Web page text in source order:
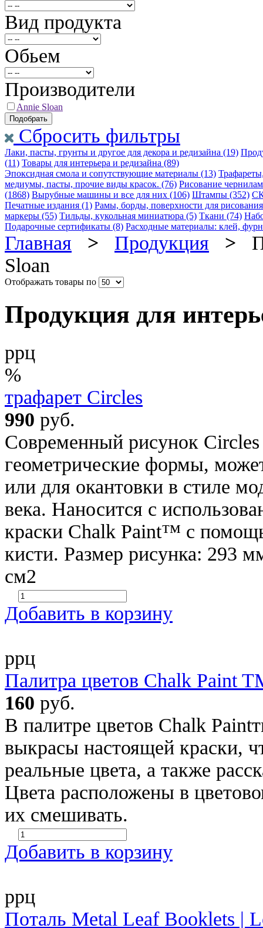
Вид продукта
Обьем
Производители
Annie Sloan
Сбросить фильтры
Лаки, пасты, грунты и другое для декора и редизайна (19)
(11) Товары для интерьера и редизайна (89)
Эпоксидная смола и сопутствующие материалы (13)
медиумы, пасты, прочие виды красок. (76) Рисование
(1868) Вырубные машины и все для них (106) Штампы (352)
Печатные издания (1) Рамы, борды, поверхности для
маркеры (55) Тильды, кукольная миниатюра (5) Ткани (74)
Подарочные сертификаты (8) Расходные материалы: клей,
Главная > Продукция >
Sloan
Отображать товары по
Продукция для
ррц
%
трафарет Circles
990 руб.
Современный рисунок
геометрические формы,
или для окантовки в стиле
века. Наносится с
краски Chalk Paint™ с
кисти. Размер рисунка: 293
см2
Добавить в корзину
ррц
Палитра цветов Chalk Paint
160 руб.
В палитре цветов Chalk
выкрасы настоящей краски,
реальные цвета, а также
Цвета расположены в
их смешивать.
Добавить в корзину
ррц
Поталь Metal Leaf Booklets |